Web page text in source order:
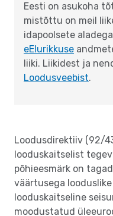
Eesti on asukoha
mistõttu on meil
idapoolsete
eElurikkuse
liiki. Liikidest ja
Loodusveebist.
Loodusdirektiiv (92/
looduskaitselist
põhieesmärk on
väärtusega
looduskaitseline
moodustatud